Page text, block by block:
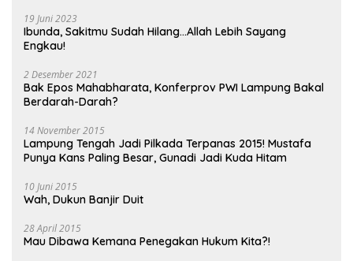
19 Juni 2023
Ibunda, Sakitmu Sudah Hilang…Allah Lebih Sayang
Engkau!
2 Desember 2021
Bak Epos Mahabharata, Konferprov PWI Lampung Bakal
Berdarah-Darah?
14 November 2015
Lampung Tengah Jadi Pilkada Terpanas 2015! Mustafa
Punya Kans Paling Besar, Gunadi Jadi Kuda Hitam
10 Juni 2015
Wah, Dukun Banjir Duit
28 April 2015
Mau Dibawa Kemana Penegakan Hukum Kita?!